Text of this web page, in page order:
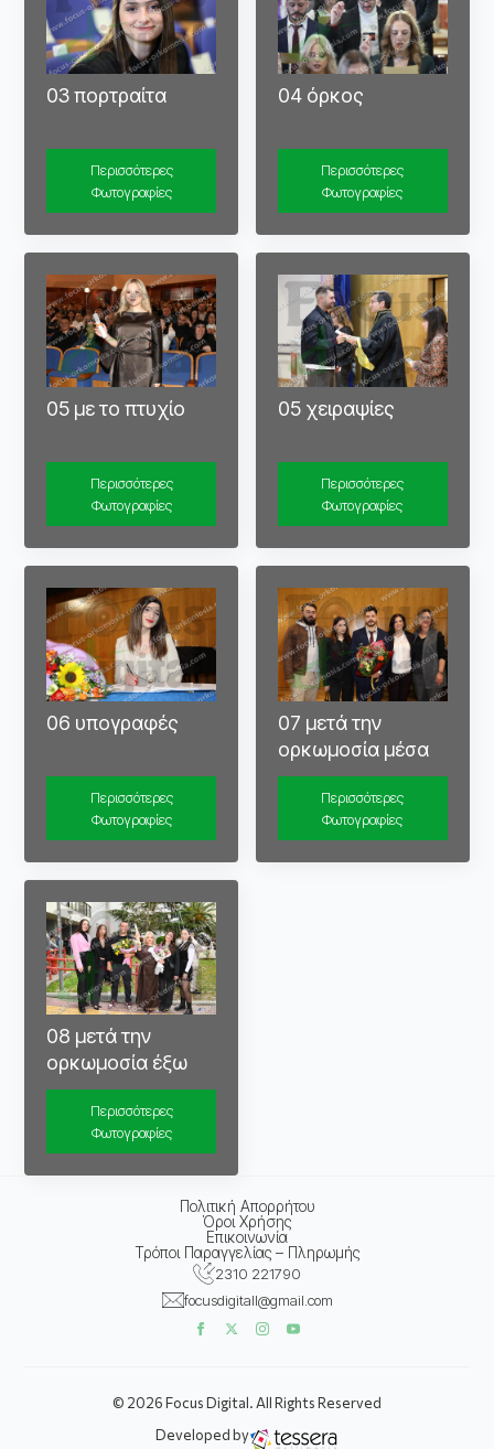
03 πορτραίτα
Περισσότερες
Φωτογραφίες
04 όρκος
Περισσότερες
Φωτογραφίες
05 με το πτυχίο
Περισσότερες
Φωτογραφίες
05 χειραψίες
Περισσότερες
Φωτογραφίες
06 υπογραφές
Περισσότερες
Φωτογραφίες
07 μετά την
ορκωμοσία μέσα
Περισσότερες
Φωτογραφίες
08 μετά την
ορκωμοσία έξω
Περισσότερες
Φωτογραφίες
Πολιτική Απορρήτου
Όροι Χρήσης
Επικοινωνία
Τρόποι Παραγγελίας – Πληρωμής
2310 221790
focusdigitall@gmail.com
© 2026 Focus Digital. All Rights Reserved
Developed by